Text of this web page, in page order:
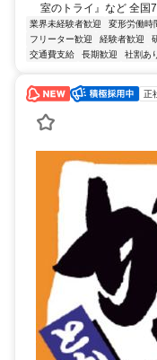
室のトライ』など 全国
業界未経験者歓迎 変形労働時
フリーター歓迎
経験者歓迎
交通費支給
長期歓迎 社割あ
正